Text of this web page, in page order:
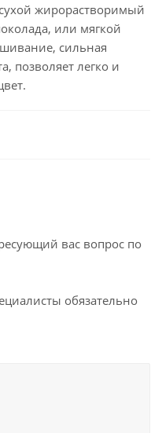
жирорастворимый
или мягкой
сильная
позволяет легко и
вас вопрос по
обязательно